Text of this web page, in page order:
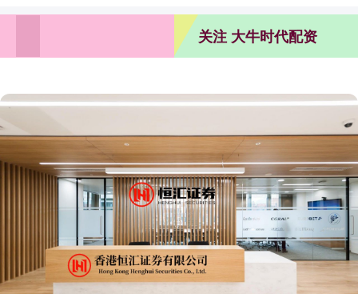
关注 大牛时代配资